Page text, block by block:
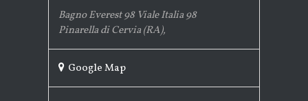
Bagno Everest 98 Viale Italia 98
Pinarella di Cervia (RA),
Google Map